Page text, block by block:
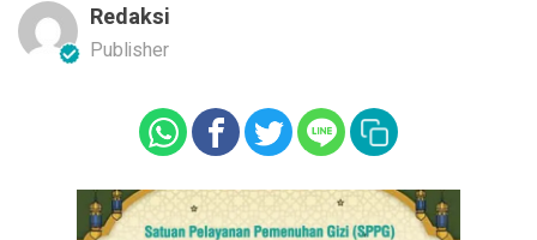
Redaksi
Publisher